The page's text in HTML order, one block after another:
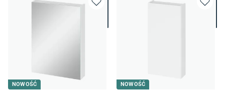
NOWOŚĆ NOWOŚĆ